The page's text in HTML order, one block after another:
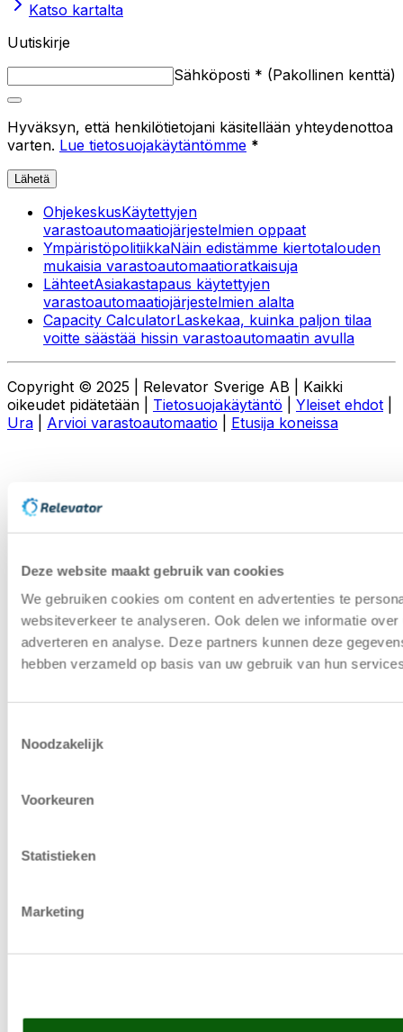
Deze website maakt gebruik van cookies
We gebruiken cookies om content en advertenties te
websiteverkeer te analyseren. Ook delen we informatie
adverteren en analyse. Deze partners kunnen deze
hebben verzameld op basis van uw gebruik van hun
Noodzakelijk
Voorkeuren
Statistieken
Marketing
Katso kartalta
Uutiskirje
Sähköposti * (Pakollinen kenttä)
Hyväksyn, että henkilötietojani käsitellään yhteydenottoa
varten. Lue tietosuojakäytäntömme *
Lähetä
OhjekeskusKäytettyjen
varastoautomaatiojärjestelmien oppaat
YmpäristöpolitiikkaNäin edistämme kiertotalouden
mukaisia varastoautomaatioratkaisuja
LähteetAsiakastapaus käytettyjen
varastoautomaatiojärjestelmien alalta
Capacity CalculatorLaskekaa, kuinka paljon tilaa
voitte säästää hissin varastoautomaatin avulla
Copyright © 2025 | Relevator Sverige AB | Kaikki
oikeudet pidätetään | Tietosuojakäytäntö Yleiset ehdot
Ura
Arvioi varastoautomaatio Etusija koneissa